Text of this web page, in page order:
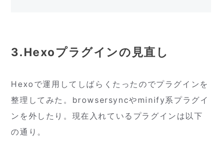
3.Hexoプラグインの見直し
Hexoで運用してしばらくたったのでプラグインを
整理してみた。browsersyncやminify系プラグイ
ンを外したり。現在入れているプラグインは以下
の通り。